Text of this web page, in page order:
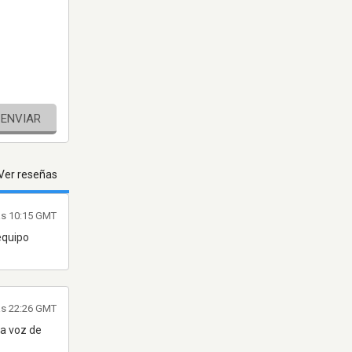
ENVIAR
reseñas
10:15 GMT
voz de
22:26 GMT